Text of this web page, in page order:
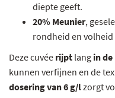
diepte geeft.
20% Meunier,
rondheid en volheid
Deze cuvée rijpt lang in
kunnen verfijnen en de
dosering van 6 g/lzorgt